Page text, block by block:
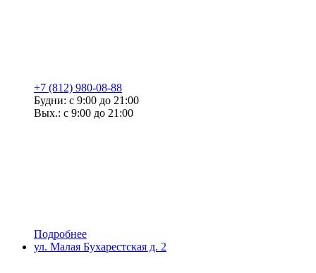
+7 (812) 980-08-88
Будни: с 9:00 до 21:00
Вых.: с 9:00 до 21:00
Подробнее
ул. Малая Бухарестская д. 2